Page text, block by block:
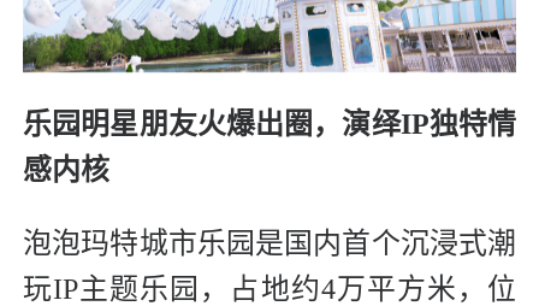
乐园明星朋友火爆出圈，演绎IP独特情
感内核
泡泡玛特城市乐园是国内首个沉浸式潮
玩IP主题乐园，占地约4万平方米，位